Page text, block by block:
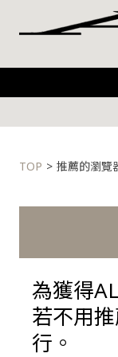
手袋
手錶
珠寶和鑽石
黃金和貴金屬
TOP 推薦的瀏覽
為獲得
若不用
行。